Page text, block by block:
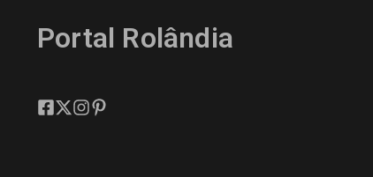
Portal Rolândia